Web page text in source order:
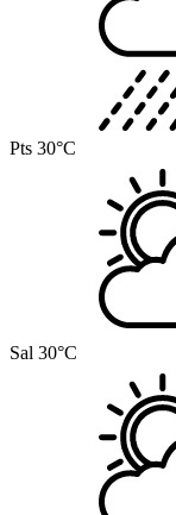
Pts 30°C
Sal 30°C